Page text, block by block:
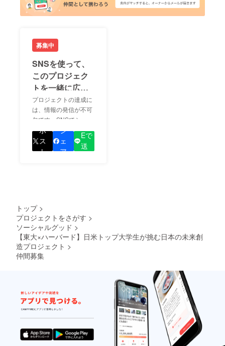
募集中
SNSを使って、
このプロジェク
トを一緒に広め
ましょう！
プロジェクトの達成に
は、情報の発信が不可
欠です。SNSでシェア
をして、あなたが応援
しているプロジェクト
の良さを知ってもらい
ポ
ス
ト
シ
ェ
ア
Eで
送
トップ >
プロジェクトをさがす >
ソーシャルグッド >
【東大×ハーバード】日米トップ大学生が挑む日本の未来創
造プロジェクト >
仲間募集